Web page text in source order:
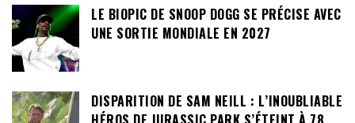
LE BIOPIC DE SNOOP DOGG SE PRÉCISE AVEC
UNE SORTIE MONDIALE EN 2027
DISPARITION DE SAM NEILL : L’INOUBLIABLE